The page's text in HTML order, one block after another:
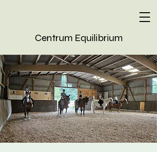
Centrum Equilibrium